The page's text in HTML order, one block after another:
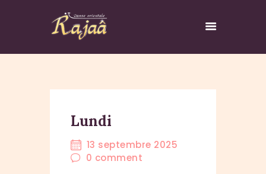
PRÉSENTATION
STAGES
ANIMATION
Lundi
13 septembre 2025
0 comment